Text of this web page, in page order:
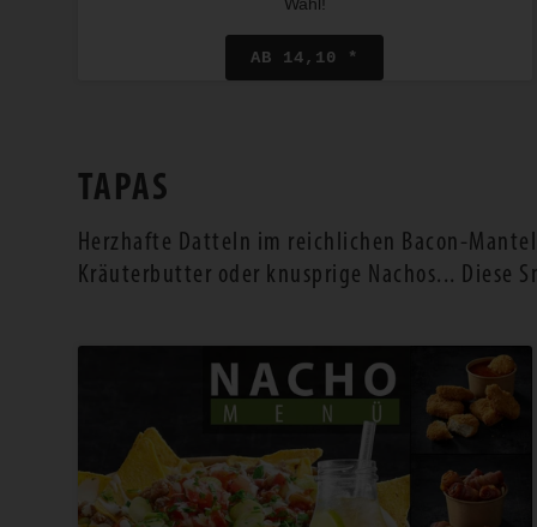
AB 14,10 *
TAPAS
Herzhafte Datteln im reichlichen Bacon-
Kräuterbutter oder knusprige Nachos... Diese